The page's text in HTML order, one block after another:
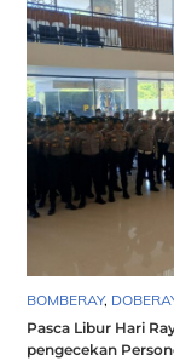
BOMBERAY,
Pasca Libur Hari
pengecekan